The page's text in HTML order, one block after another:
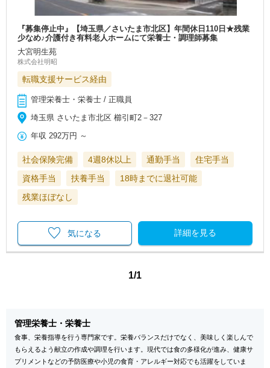
『募集停止中』【埼玉県／さいたま市北区】年間休日110日★残業
少なめ♪介護付き有料老人ホームにて栄養士・調理師募集
大宮明生苑
株式会社明昭
転職支援サービス経由
管理栄養士・栄養士 / 正職員
埼玉県 さいたま市北区 櫛引町2－327
年収 292万円 ～
社会保険完備 4週8休以上 通勤手当
住宅手当
資格手当
扶養手当
18時までに退社可能
残業ほぼなし
詳細を見る
気になる
1/1
管理栄養士・栄養士
食事、栄養指導を行う専門家です。栄養バランスだけでなく、美味しく楽しんで
もらえるよう献立の作成や調理を行います。現代では食の多様化が進み、健康サ
プリメントなどの予防医療や小児の食育・アレルギー対応でも活躍をしていま